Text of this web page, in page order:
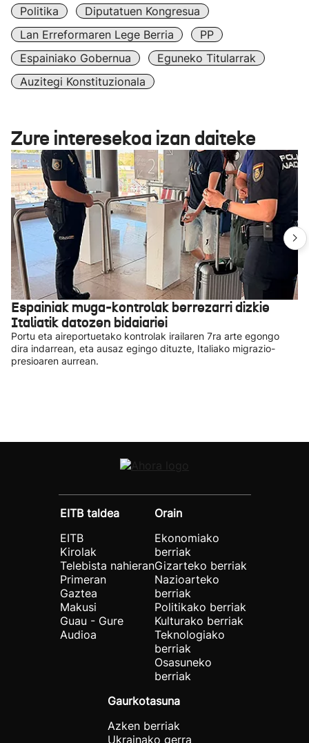
Politika
Diputatuen Kongresua
Lan Erreformaren Lege Berria
PP
Espainiako Gobernua
Eguneko Titularrak
Auzitegi Konstituzionala
Zure interesekoa izan daiteke
Espainiak muga-kontrolak berrezarri dizkie
Italiatik datozen bidaiariei
Portu eta aireportuetako kontrolak irailaren 7ra arte egongo
dira indarrean, eta ausaz egingo dituzte, Italiako migrazio-
presioaren aurrean.
EITB taldea
EITB
Kirolak
Telebista nahieran
Primeran
Gaztea
Makusi
Guau - Gure
Audioa
Orain
Ekonomiako
berriak
Gizarteko berriak
Nazioarteko
berriak
Politikako berriak
Kulturako berriak
Teknologiako
berriak
Osasuneko
berriak
Gaurkotasuna
Azken berriak
Ukrainako gerra